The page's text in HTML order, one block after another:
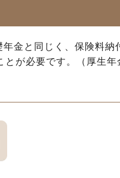
金と同じく、保険料納
が必要です。（厚生